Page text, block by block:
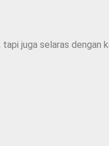
juga selaras dengan